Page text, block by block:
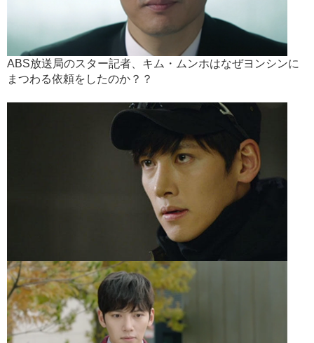
ABS放送局のスター記者、キム・ムンホはなぜヨンシンに
まつわる依頼をしたのか？？